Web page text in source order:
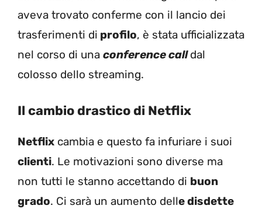
aveva trovato conferme con il lancio dei
trasferimenti di profilo, è stata ufficializzata
nel corso di una conference calldal
colosso dello streaming.
Il cambio drastico di Netflix
Netflix cambia e questo fa infuriare i suoi
clienti. Le motivazioni sono diverse ma
non tutti le stanno accettando di buon
grado. Ci sarà un aumento delle disdette